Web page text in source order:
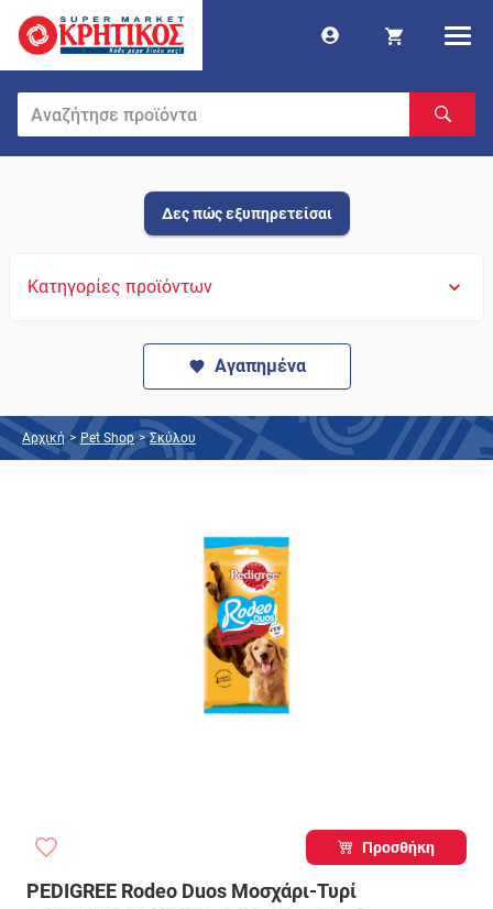
Δες πώς εξυπηρετείσαι
Κατηγορίες προϊόντων
Αγαπημένα
Αρχική > Pet Shop > Σκύλου
Προσθήκη
PEDIGREE Rodeo Duos Μοσχάρι-Τυρί